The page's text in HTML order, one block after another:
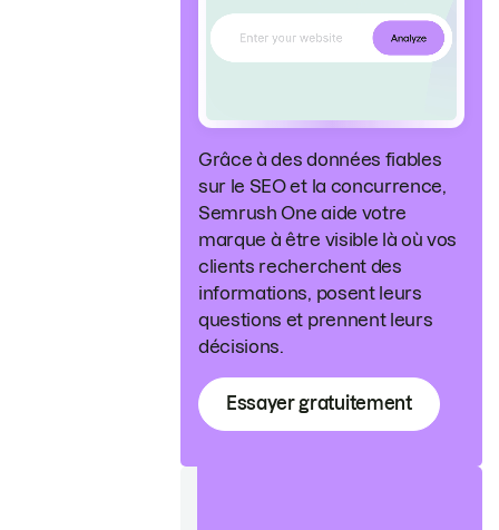
Grâce à des données fiables
sur le SEO et la concurrence,
Semrush One aide votre
marque à être visible là où vos
clients recherchent des
informations, posent leurs
questions et prennent leurs
décisions.
Essayer gratuitement